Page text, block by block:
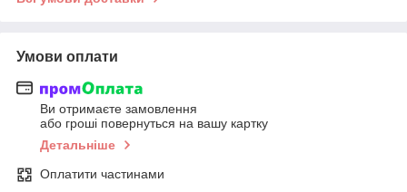
Умови оплати
Ви отримаєте замовлення
або гроші повернуться на вашу картку
Детальніше
Оплатити частинами